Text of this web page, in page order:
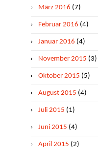
März 2016 (7)
Februar 2016 (4)
Januar 2016 (4)
November 2015 (3)
Oktober 2015 (5)
August 2015 (4)
Juli 2015 (1)
Juni 2015 (4)
April 2015 (2)